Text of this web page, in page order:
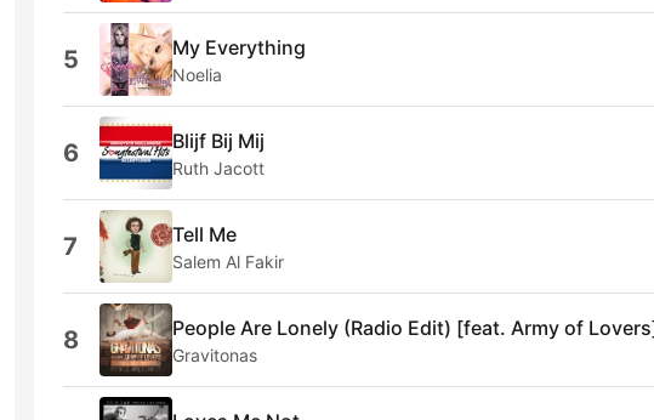
5 My Everything
Noelia
6 Blijf Bij Mij
Ruth Jacott
7 Tell Me
Salem Al Fakir
8 People Are Lonely (Radio Edit) [feat. Army of
Gravitonas